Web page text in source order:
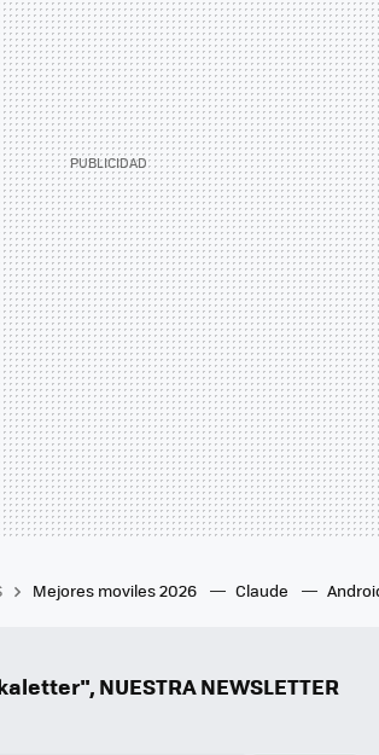
Mejores moviles 2026 Claude
NUESTRA NEWSLETTER